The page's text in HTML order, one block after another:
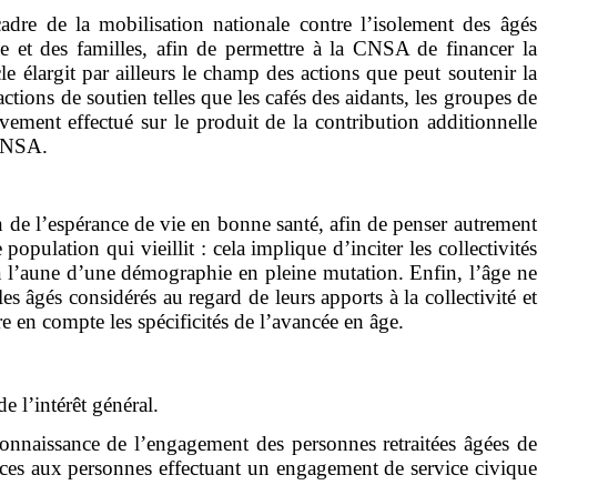
de la mobilisation nationale contre l’isolement des âgés
des familles, afin de permettre à la CNSA de financer la
élargit par ailleurs le champ des actions que peut soutenir la
de soutien telles que les cafés des aidants, les groupes de
effectué sur le produit de la contribution additionnelle
l’espérance de vie en bonne santé, afin de penser autrement
population qui vieillit : cela implique d’inciter les collectivités
d’une démographie en pleine mutation. Enfin, l’âge ne
âgés considérés au regard de leurs apports à la collectivité et
compte les spécificités de l’avancée en âge.
l’intérêt général.
de l’engagement des personnes retraitées âgées de
aux personnes effectuant un engagement de service civique